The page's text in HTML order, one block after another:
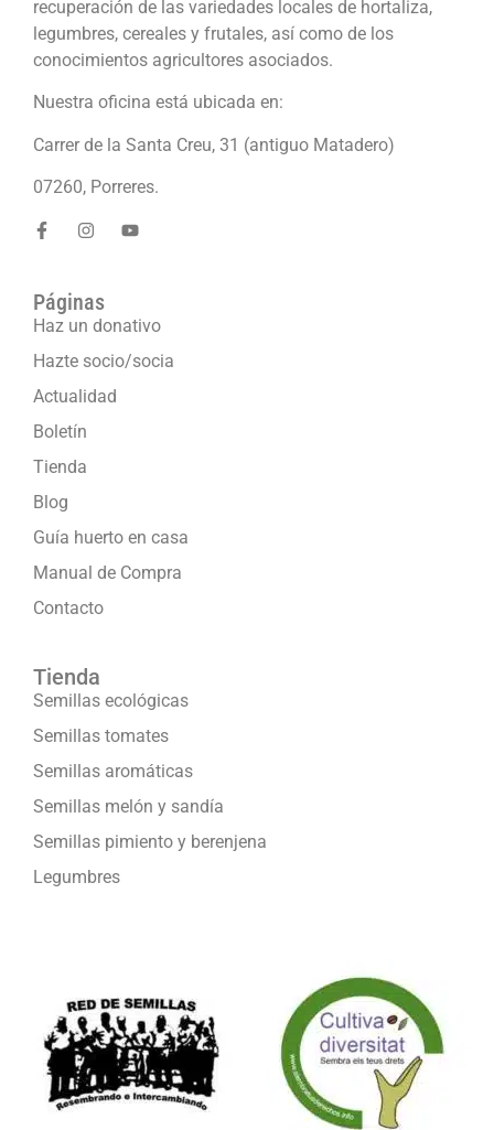
recuperación de las variedades locales de hortaliza,
legumbres, cereales y frutales, así como de los
conocimientos agricultores asociados.
Nuestra oficina está ubicada en:
Carrer de la Santa Creu, 31 (antiguo Matadero)
07260, Porreres.
Páginas
Haz un donativo
Hazte socio/socia
Actualidad
Boletín
Tienda
Blog
Guía huerto en casa
Manual de Compra
Contacto
Tienda
Semillas ecológicas
Semillas tomates
Semillas aromáticas
Semillas melón y sandía
Semillas pimiento y berenjena
Legumbres